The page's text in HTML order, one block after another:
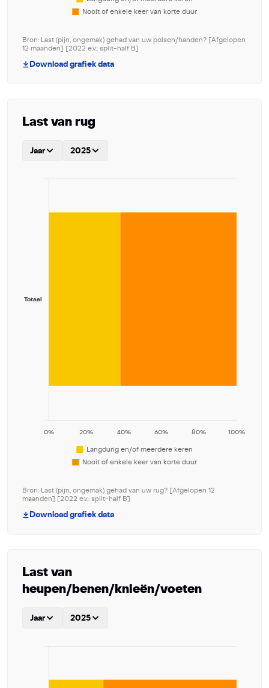
Bron: Last (pijn, ongemak) gehad van uw polsen/handen? [Afgelopen
12 maanden] [2022 e.v.: split-half B]
Download grafiek data
Last van rug
Jaar 2025
Bron: Last (pijn, ongemak) gehad van uw rug? [Afgelopen 12
maanden] [2022 e.v.: split-half B]
Download grafiek data
Last van
heupen/benen/knieën/voeten
Jaar 2025